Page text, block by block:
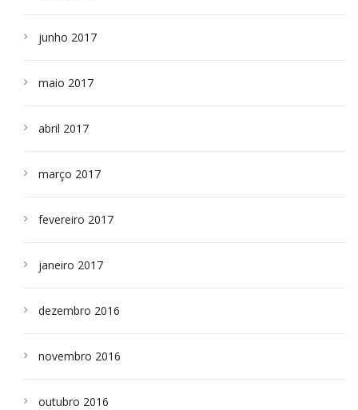
junho 2017
maio 2017
abril 2017
março 2017
fevereiro 2017
janeiro 2017
dezembro 2016
novembro 2016
outubro 2016